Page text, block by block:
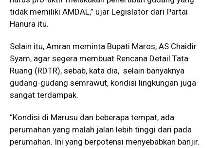
tidak memiliki AMDAL,” ujar Legislator dari Partai
Hanura itu.
Selain itu, Amran meminta Bupati Maros, AS Chaidir
Syam, agar segera membuat Rencana Detail Tata
Ruang (RDTR), sebab, kata dia, selain banyaknya
gudang-gudang semrawut, kondisi lingkungan juga
sangat terdampak.
“Kondisi di Marusu dan beberapa tempat, ada
perumahan yang malah jalan lebih tinggi dari pada
perumahan. Ini yang berpotensi menyebabkan banjir.